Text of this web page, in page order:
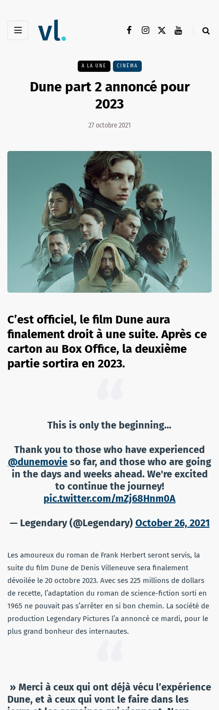
A LA UNE CINÉMA
Dune part 2 annoncé pour
2023
27 octobre 2021
C’est officiel, le film Dune aura
finalement droit à une suite. Après ce
carton au Box Office, la deuxième
partie sortira en 2023.
This is only the beginning…
Thank you to those who have experienced
@dunemovie so far, and those who are going
in the days and weeks ahead. We're excited
to continue the journey!
pic.twitter.com/mZj68Hnm0A
— Legendary (@Legendary) October 26, 2021
Les amoureux du roman de Frank Herbert seront servis, la
suite du film Dune de Denis Villeneuve sera finalement
dévoilée le 20 octobre 2023. Avec ses 225 millions de dollars
de recette, l’adaptation du roman de science-fiction sorti en
1965 ne pouvait pas s’arrêter en si bon chemin. La société de
production Legendary Pictures l’a annoncé ce mardi, pour le
plus grand bonheur des internautes.
» Merci à ceux qui ont déjà vécu l’expérience
Dune, et à ceux qui vont le faire dans les